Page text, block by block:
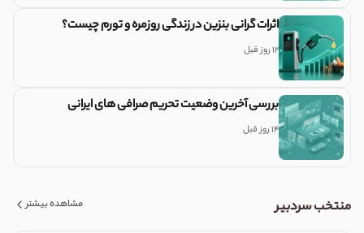
اثرات گرانی بنزین در زندگی روزمره و تورم چیست؟
12 روز قبل
بررسی آخرین وضعیت تحریم صرافی های ایرانی
14 روز قبل
منتخب سردبیر مشاهده بیشتر